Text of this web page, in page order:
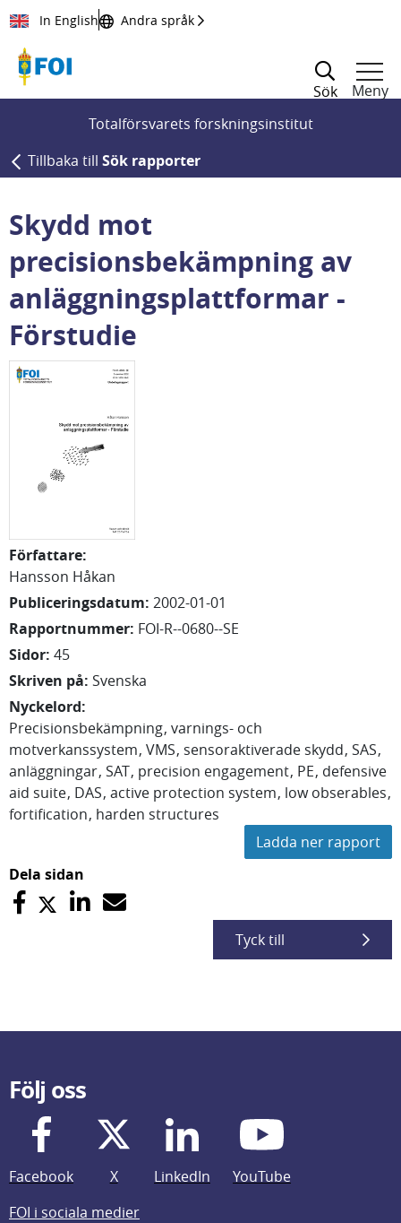
Till innehållet
In English Andra språk
Sök
Meny
Totalförsvarets forskningsinstitut
Tillbaka till Sök rapporter
Skydd mot
precisionsbekämpning av
anläggningsplattformar -
Förstudie
Författare:
Hansson Håkan
Publiceringsdatum: 2002-01-01
Rapportnummer: FOI-R--0680--SE
Sidor: 45
Skriven på: Svenska
Nyckelord:
Precisionsbekämpning varnings- och
motverkanssystem VMS sensoraktiverade skydd SAS
anläggningar SAT precision engagement PE defensive
aid suite DAS active protection system low obserables
fortification harden structures
Ladda ner rapport
Dela sidan
Tyck till
Följ oss
Facebook X LinkedIn
YouTube
FOI i sociala medier